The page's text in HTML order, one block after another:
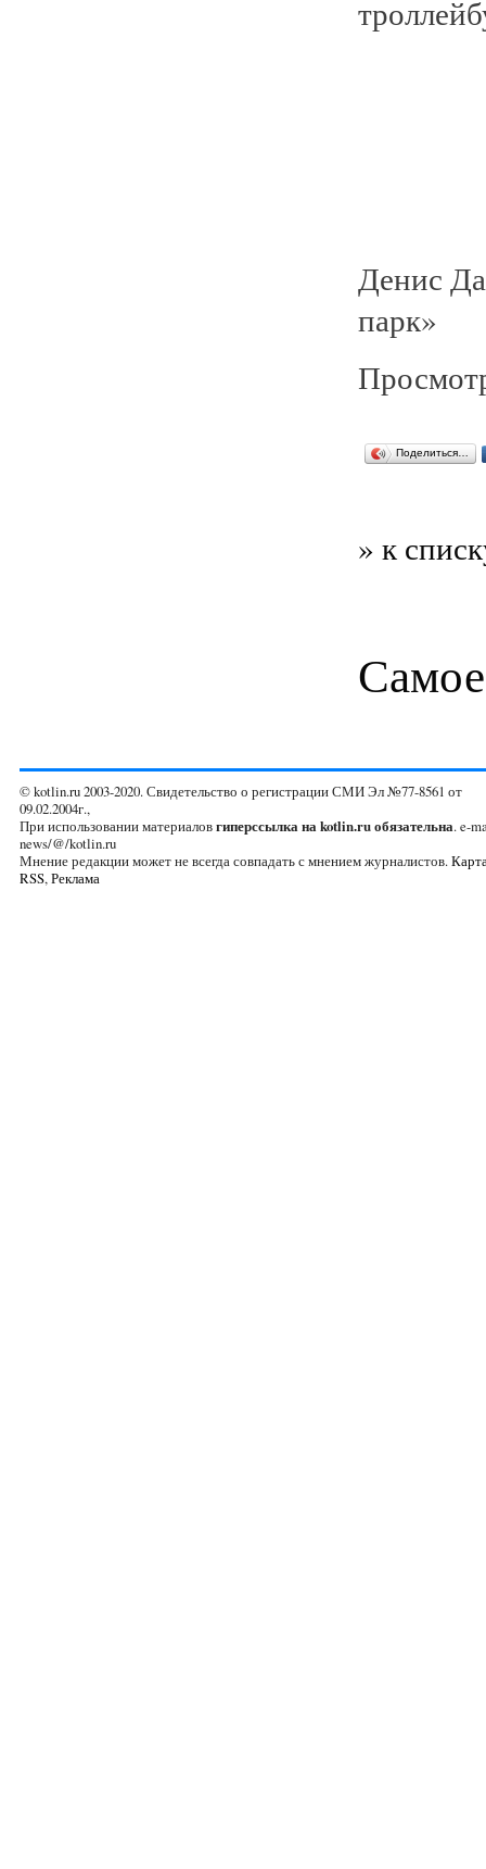
Денис
парк»
Поделиться…
» к
© kotlin.ru 2003-2020. Свидетельство о регистрации СМИ Эл №77-8561 от
09.02.2004г.,
При использовании материаловгиперссылка на kotlin.ru обязательна. e-
news/@/kotlin.ru
Мнение редакции может не всегда совпадать с мнением журналистов.
RSS,Реклама